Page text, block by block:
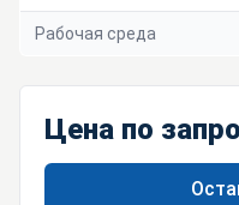
Рабочая среда
Цена по